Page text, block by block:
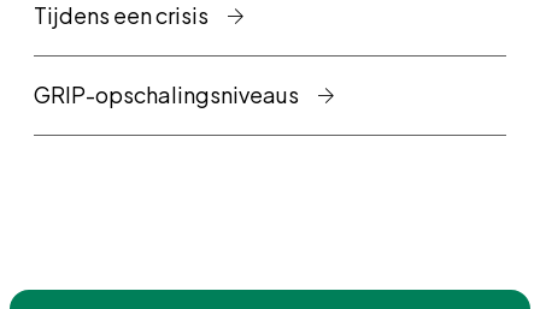
Tijdens een crisis
GRIP-opschalingsniveaus